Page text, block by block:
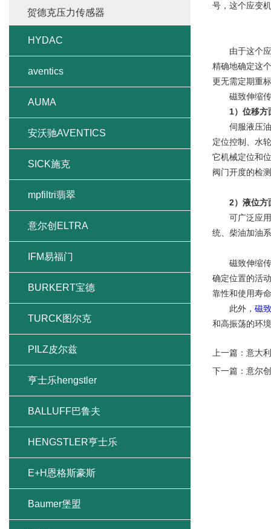
号，这个应变
由于这个应
精确地确定这
更无需定期重
磁致伸缩传
1）位移方
伺服液压油
定位控制、水
它机械定位和
阀门开度的检
2）液位方
可广泛应用
统、柴油加油
磁致伸缩传
确定位置的活
靠性和使用寿
此外， 磁
和高振荡的环
上一篇： 意大
下一篇： 意尔
贺德克压力传感器
HYDAC
aventics
AUMA
安沃驰AVENTICS
SICK施克
mpfiltri翡翠
意尔创ELTRA
IFM易福门
BURKERT宝德
TURCK图尔克
PILZ皮尔兹
亨士乐hengstler
BALLUFF巴鲁夫
HENGSTLER亨士乐
E+H恩格斯豪斯
Baumer堡盟